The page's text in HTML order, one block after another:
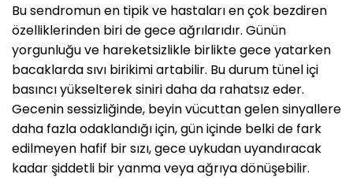
Bu sendromun en tipik ve hastaları en çok bezdiren
özelliklerinden biri de gece ağrılarıdır. Günün
yorgunluğu ve hareketsizlikle birlikte gece yatarken
bacaklarda sıvı birikimi artabilir. Bu durum tünel içi
basıncı yükselterek siniri daha da rahatsız eder.
Gecenin sessizliğinde, beyin vücuttan gelen sinyallere
daha fazla odaklandığı için, gün içinde belki de fark
edilmeyen hafif bir sızı, gece uykudan uyandıracak
kadar şiddetli bir yanma veya ağrıya dönüşebilir.